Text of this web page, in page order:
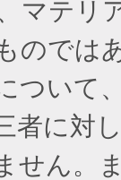
マテリ
のでは
ついて
者に対
せん。